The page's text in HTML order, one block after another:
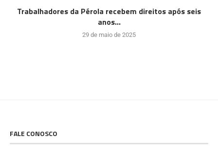
Trabalhadores da Pérola recebem direitos após seis
anos...
29 de maio de 2025
FALE CONOSCO